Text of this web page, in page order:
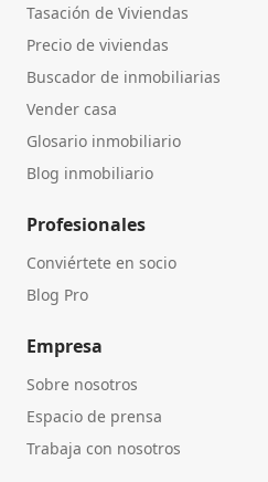
Tasación de Viviendas
Precio de viviendas
Buscador de inmobiliarias
Vender casa
Glosario inmobiliario
Blog inmobiliario
Profesionales
Conviértete en socio
Blog Pro
Empresa
Sobre nosotros
Espacio de prensa
Trabaja con nosotros